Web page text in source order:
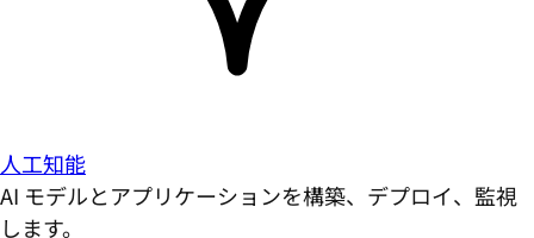
人工知能
AI モデルとアプリケーションを構築、デプロイ、監視
します。